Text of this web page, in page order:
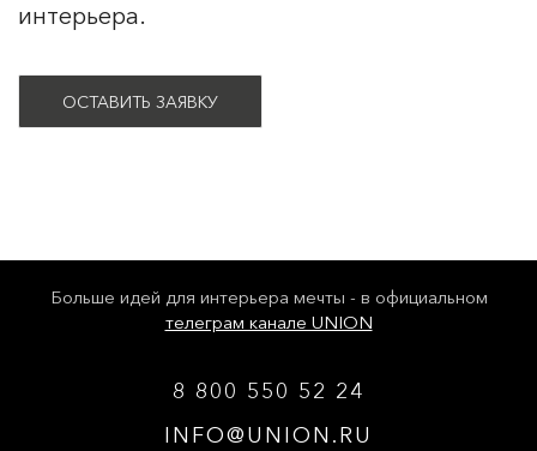
интерьера.
ОСТАВИТЬ ЗАЯВКУ
Больше идей для интерьера мечты - в официальном
телеграм канале UNION
8 800 550 52 24
INFO@UNION.RU